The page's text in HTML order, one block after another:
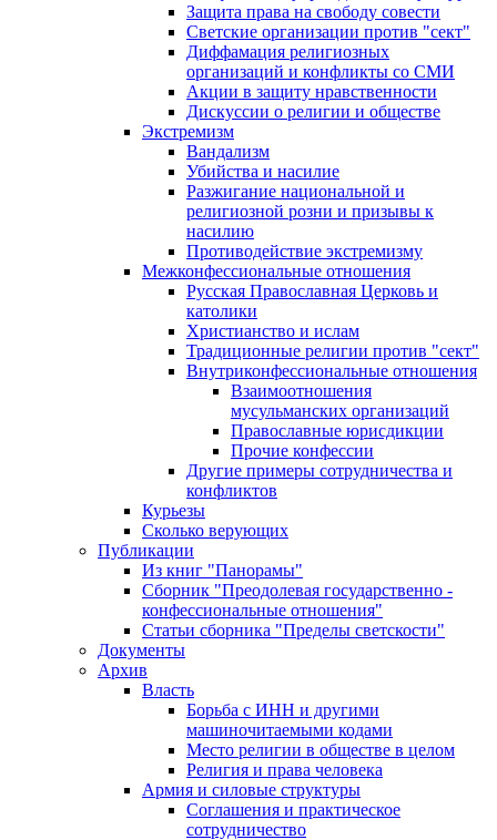
Защита права на свободу совести
Светские организации против "сект"
Диффамация религиозных
организаций и конфликты со СМИ
Акции в защиту нравственности
Дискуссии о религии и обществе
Экстремизм
Вандализм
Убийства и насилие
Разжигание национальной и
религиозной розни и призывы к
насилию
Противодействие экстремизму
Межконфессиональные отношения
Русская Православная Церковь и
католики
Христианство и ислам
Традиционные религии против "сект"
Внутриконфессиональные отношения
Взаимоотношения
мусульманских организаций
Православные юрисдикции
Прочие конфессии
Другие примеры сотрудничества и
конфликтов
Курьезы
Сколько верующих
Публикации
Из книг "Панорамы"
Сборник "Преодолевая государственно -
конфессиональные отношения"
Статьи сборника "Пределы светскости"
Документы
Архив
Власть
Борьба с ИНН и другими
машиночитаемыми кодами
Место религии в обществе в целом
Религия и права человека
Армия и силовые структуры
Соглашения и практическое
сотрудничество